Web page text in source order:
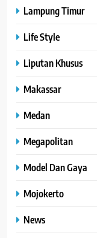
Lampung Timur
Life Style
Liputan Khusus
Makassar
Medan
Megapolitan
Model Dan Gaya
Mojokerto
News